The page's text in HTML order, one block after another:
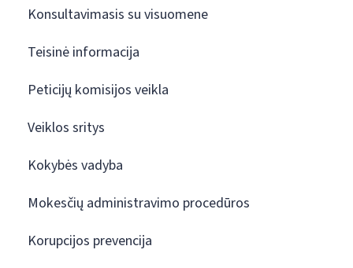
Konsultavimasis su visuomene
Teisinė informacija
Peticijų komisijos veikla
Veiklos sritys
Kokybės vadyba
Mokesčių administravimo procedūros
Korupcijos prevencija